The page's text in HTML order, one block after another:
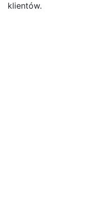
klientów.